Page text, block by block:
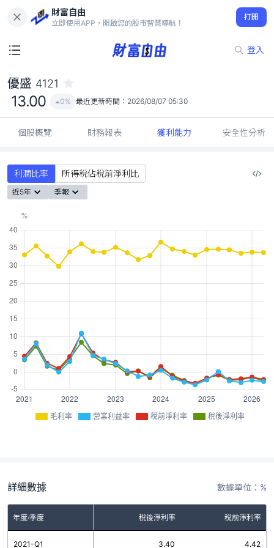
財富自由
立即使用APP，開啟您的股市智慧導航！
打開
登入
13.00
0%
優盛 4121
13.00 0% 最近更新時間： 2026/08/07 05:30
個股概覽 財務報表 獲利能力 安全性分析
利潤比率 所得稅佔稅前淨利比
近5年 季報
毛利率 營業利益率 稅前淨利率 稅後淨利率
詳細數據 數據單位：%
年度/季度 稅後淨利率 稅前淨利率
2021-Q1 3.40 4.42